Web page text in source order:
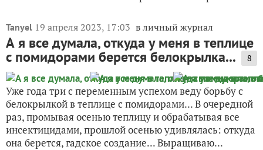
Tanyel 19 апреля 2023, 17:03 в личный журнал
А я все думала, откуда у меня в теплице
с помидорами берется белокрылка... 8
Уже года три с переменным успехом веду борьбу с
белокрылкой в теплице с помидорами... В очередной
раз, промывая осенью теплицу и обрабатывая все
инсектицидами, прошлой осенью удивлялась: откуда
она берется, гадское создание... Выращиваю...